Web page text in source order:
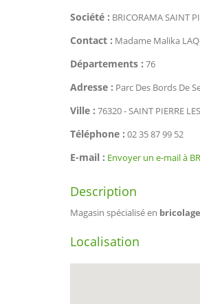
Société : BRICORAMA SAINT
Contact : Madame Malika
Départements : 76
Adresse : Parc Des Bords De
Ville : 76320 - SAINT PIERRE
Téléphone : 02 35 87 99 52
E-mail : Envoyer un e-mail à
Description
Magasin spécialisé en bricolage
Localisation